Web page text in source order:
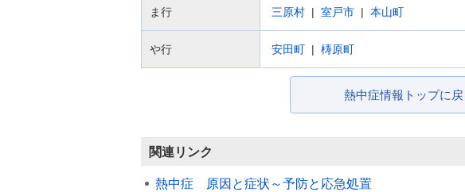
ま行 三原村 室戸市 本山町
や行 安田町 梼原町
熱中症情報トップに戻
関連リンク
熱中症 原因と症状～予防と応急処置